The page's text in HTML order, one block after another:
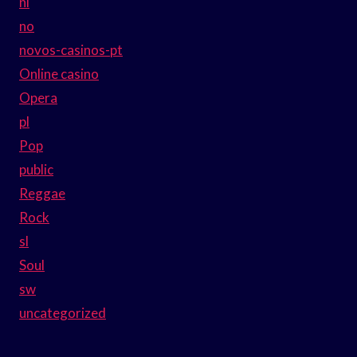
no
novos-casinos-pt
Online casino
Opera
pl
Pop
public
Reggae
Rock
sl
Soul
sw
uncategorized